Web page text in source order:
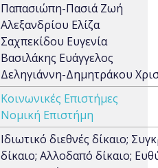
Παπασιώπη-Πασιά Ζωή
Αλεξανδρίου Ελίζα
Σαχπεκίδου Ευγενία
Βασιλάκης Ευάγγελος
Δεληγιάννη-Δημητράκου
Κοινωνικές Επιστήμες
Νομική Επιστήμη
Ιδιωτικό διεθνές δίκαιο;
δίκαιο; Αλλοδαπό δίκαιο;